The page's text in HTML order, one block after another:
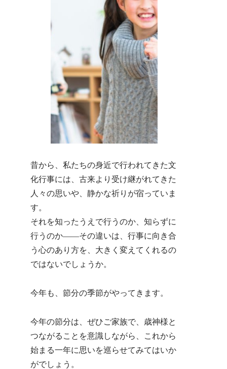
昔から、私たちの身近で行われてきた文
化行事には、古来より受け継がれてきた
人々の思いや、静かな祈りが宿っていま
す。
それを知ったうえで行うのか、知らずに
行うのか――その違いは、行事に向き合
う心のあり方を、大きく変えてくれるの
ではないでしょうか。
今年も、節分の季節がやってきます。
今年の節分は、ぜひご家族で、歳神様と
つながることを意識しながら、これから
始まる一年に思いを巡らせてみてはいか
がでしょう。